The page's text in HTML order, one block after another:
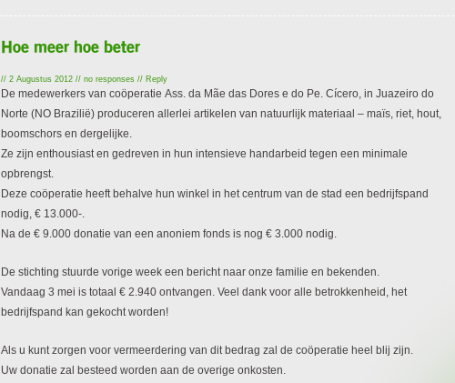
Hoe meer hoe beter
// 2 Augustus 2012 // no responses // Reply
De medewerkers van coöperatie Ass. da Mãe das Dores e do Pe. Cícero, in Juazeiro do
Norte (NO Brazilië) produceren allerlei artikelen van natuurlijk materiaal – maïs, riet, hout,
boomschors en dergelijke.
Ze zijn enthousiast en gedreven in hun intensieve handarbeid tegen een minimale
opbrengst.
Deze coöperatie heeft behalve hun winkel in het centrum van de stad een bedrijfspand
nodig, € 13.000-.
Na de € 9.000 donatie van een anoniem fonds is nog € 3.000 nodig.
De stichting stuurde vorige week een bericht naar onze familie en bekenden.
Vandaag 3 mei is totaal € 2.940 ontvangen. Veel dank voor alle betrokkenheid, het
bedrijfspand kan gekocht worden!
Als u kunt zorgen voor vermeerdering van dit bedrag zal de coöperatie heel blij zijn.
Uw donatie zal besteed worden aan de overige onkosten.